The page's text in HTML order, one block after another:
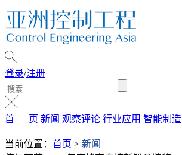
登录/注册
首 页 新闻 观察评论 行业应用 智能制造
当前位置： 首页 > 新闻